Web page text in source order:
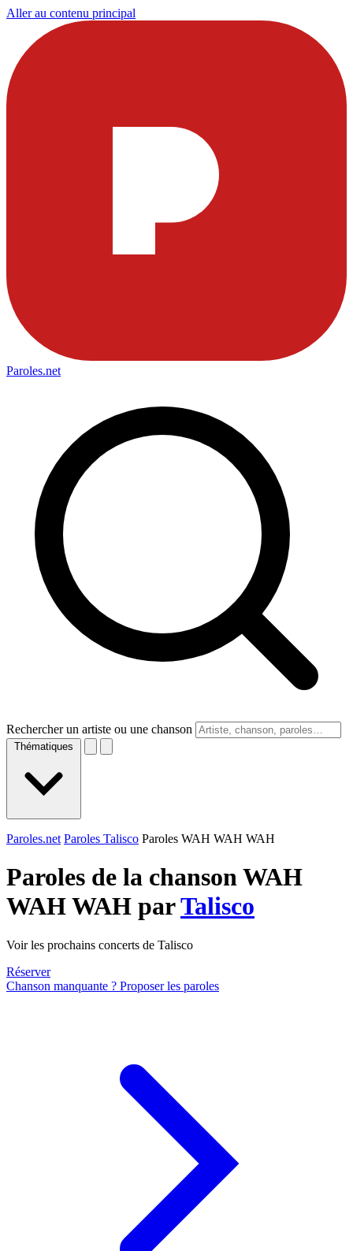
Aller au contenu principal
Paroles.net
Rechercher un artiste ou une chanson
Thématiques
Paroles.net Paroles Talisco Paroles WAH WAH WAH
Paroles de la chanson WAH
WAH WAH parTalisco
Voir les prochains concerts de Talisco
Réserver
Chanson manquante ? Proposer les paroles